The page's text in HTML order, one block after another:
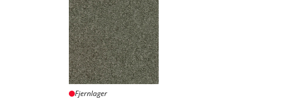
Fjernlager